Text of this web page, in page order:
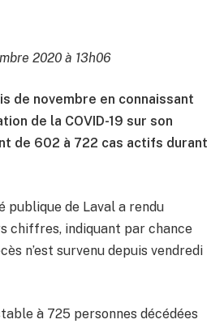
2020 à 13h06
de novembre en connaissant
de la COVID-19 sur son
de 602 à 722 cas actifs durant
publique de Laval a rendu
chiffres, indiquant par chance
n’est survenu depuis vendredi
à 725 personnes décédées